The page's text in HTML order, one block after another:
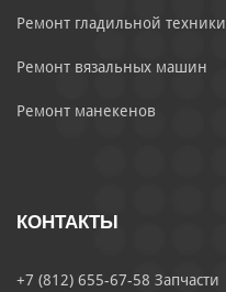
Ремонт гладильной техники
Ремонт вязальных машин
Ремонт манекенов
КОНТАКТЫ
+7 (812) 655-67-58 Запчасти